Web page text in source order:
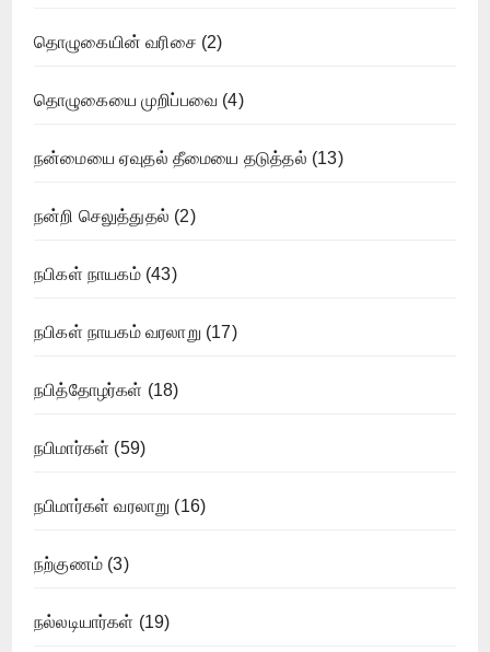
தொழுகையின் வரிசை (2)
தொழுகையை முறிப்பவை (4)
நன்மையை ஏவுதல் தீமையை தடுத்தல் (13)
நன்றி செலுத்துதல் (2)
நபிகள் நாயகம்(43)
நபிகள் நாயகம் வரலாறு (17)
நபித்தோழர்கள் (18)
நபிமார்கள் (59)
நபிமார்கள் வரலாறு (16)
நற்குணம் (3)
நல்லடியார்கள் (19)